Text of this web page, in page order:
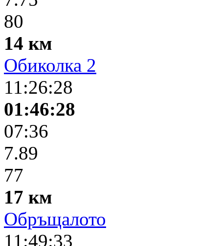
80
14 км
Обиколка 2
11:26:28
01:46:28
07:36
7.89
77
17 км
Обръщалото
11:49:33